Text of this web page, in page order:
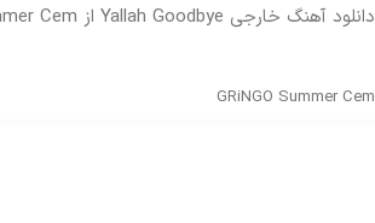
دانلود آهنگ خارجی Yallah Goodbye از Summer Cem و GRiNGO
GRiNGO Summer Cem